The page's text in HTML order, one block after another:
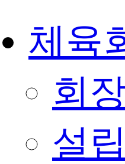
체육
회
설